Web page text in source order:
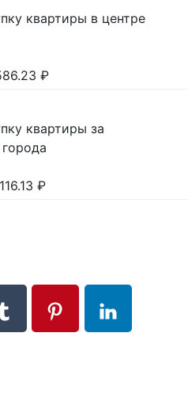
квартиры в центре
₽
квартиры за
₽